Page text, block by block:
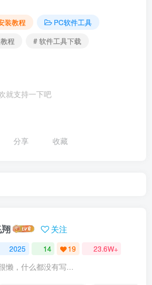
装教程
PC软件工具
程
# 软件工具下载
就支持一下吧
分享 收藏
关注
2025 14 19 23.6W+
懒，什么都没有写...